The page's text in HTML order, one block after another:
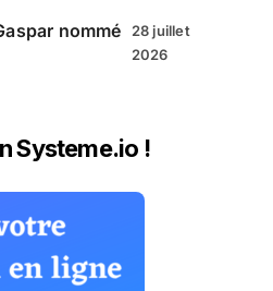
nommé
28 juillet
2026
Systeme.io !